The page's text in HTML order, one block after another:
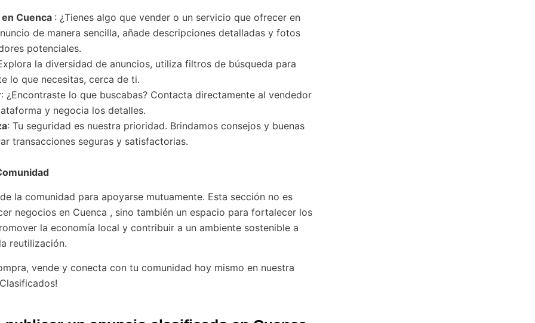
en Cuenca : ¿Tienes algo que vender o un servicio que ofrecer en
de manera sencilla, añade descripciones detalladas y fotos
potenciales.
la diversidad de anuncios, utiliza filtros de búsqueda para
lo que necesitas, cerca de ti.
: ¿Encontraste lo que buscabas? Contacta directamente al vendedor
y negocia los detalles.
: Tu seguridad es nuestra prioridad. Brindamos consejos y buenas
transacciones seguras y satisfactorias.
la comunidad para apoyarse mutuamente. Esta sección no es
negocios en Cuenca , sino también un espacio para fortalecer los
la economía local y contribuir a un ambiente sostenible a
reutilización.
vende y conecta con tu comunidad hoy mismo en nuestra